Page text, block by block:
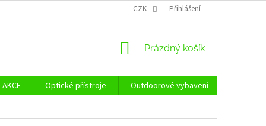
ZÁSADY POUŽÍVÁNÍ SOUBORŮ COOKIES REKLAMAČNÍ ŘÁD -
CZK Přihlášení
NÁKUPNÍ
Prázdný košík
AKCE Optické přístroje Outdoorové vybavení